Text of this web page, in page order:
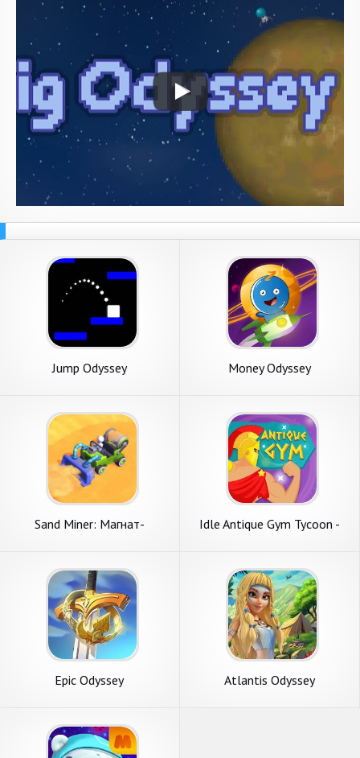
Jump Odyssey Money Odyssey
Sand Miner: Магнат-
Idle Antique Gym Tycoon -
Epic Odyssey Atlantis Odyssey